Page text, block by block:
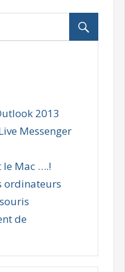
2013
Messenger
le Mac ….!
ordinateurs
de